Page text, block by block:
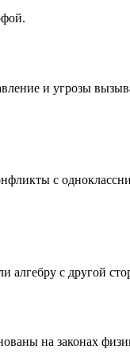
и угрозы
с
алгебру с другой
на законах